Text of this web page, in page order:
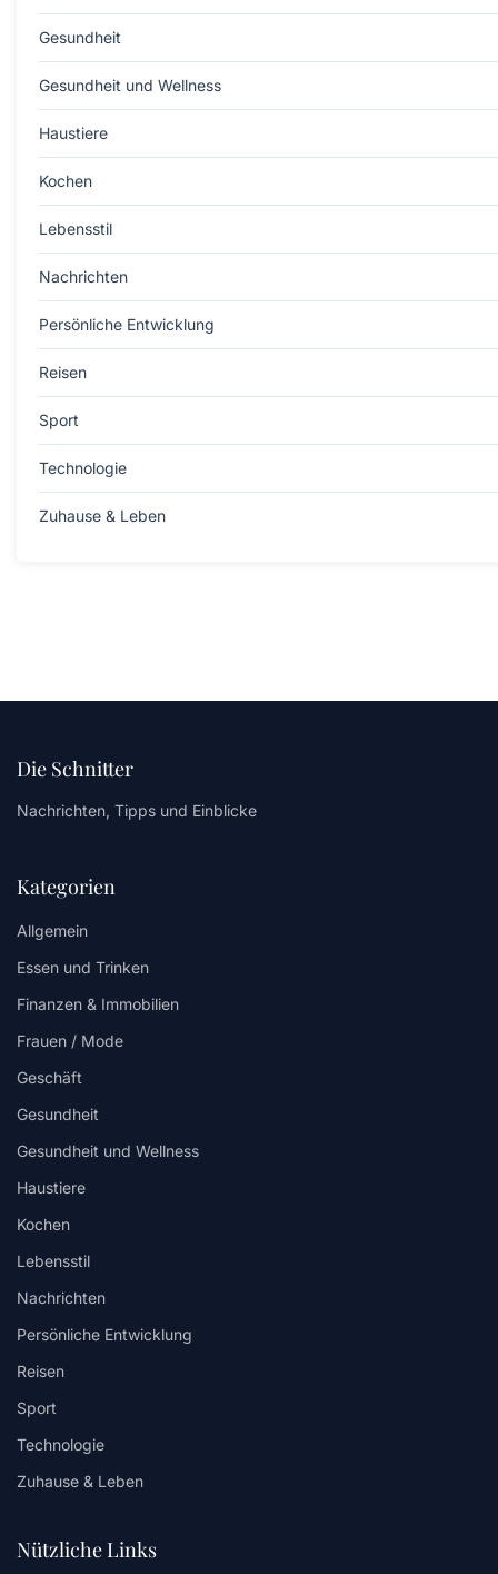
Gesundheit
Gesundheit und Wellness
Haustiere
Kochen
Lebensstil
Nachrichten
Persönliche Entwicklung
Reisen
Sport
Technologie
Zuhause & Leben
Die Schnitter
Nachrichten, Tipps und Einblicke
Kategorien
Allgemein
Essen und Trinken
Finanzen & Immobilien
Frauen / Mode
Geschäft
Gesundheit
Gesundheit und Wellness
Haustiere
Kochen
Lebensstil
Nachrichten
Persönliche Entwicklung
Reisen
Sport
Technologie
Zuhause & Leben
Nützliche Links